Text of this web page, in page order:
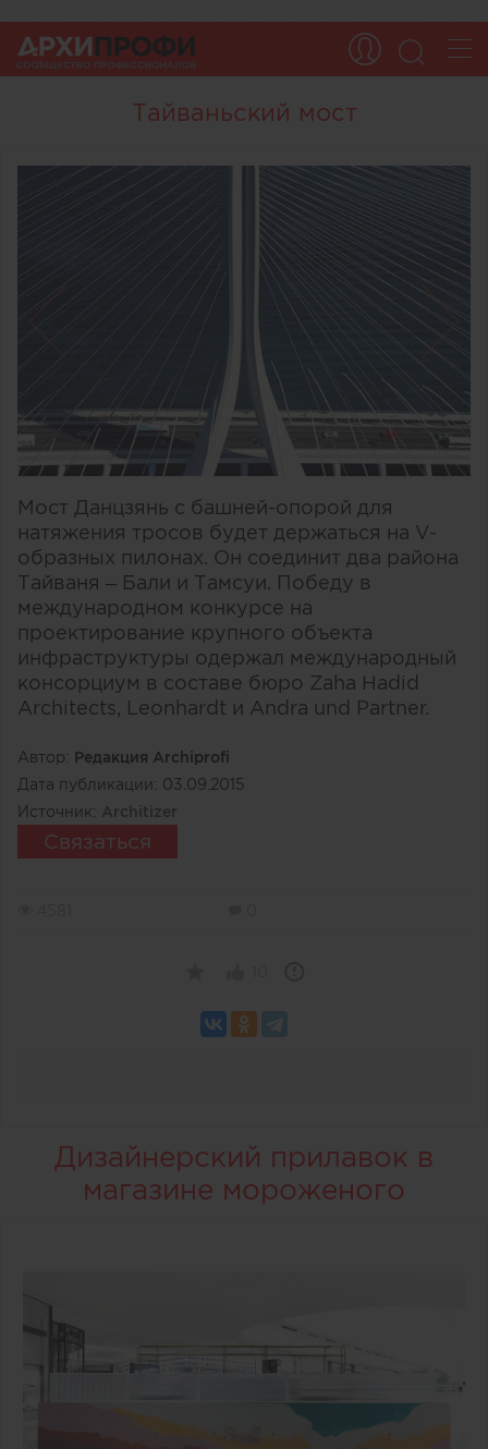
Тайваньский мост
Мост Данцзянь с башней-опорой для
натяжения тросов будет держаться на V-
образных пилонах. Он соединит два района
Тайваня – Бали и Тамсуи. Победу в
международном конкурсе на
проектирование крупного объекта
инфраструктуры одержал международный
консорциум в составе бюро Zaha Hadid
Architects, Leonhardt и Andra und Partner.
Автор: Редакция Archiprofi
Дата публикации: 03.09.2015
Источник: Architizer
Связаться
Дизайнерский прилавок в
магазине мороженого